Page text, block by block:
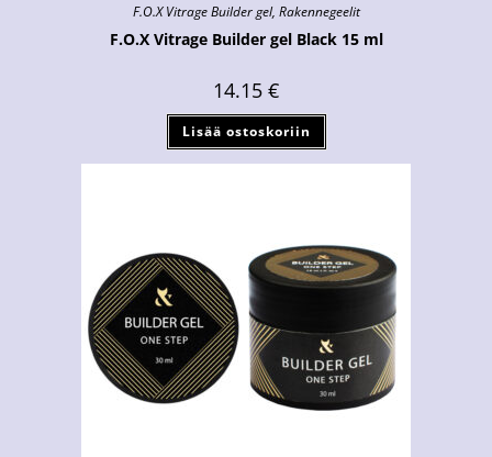
F.O.X Vitrage Builder gel, Rakennegeelit
F.O.X Vitrage Builder gel Black 15 ml
14.15 €
Lisää ostoskoriin